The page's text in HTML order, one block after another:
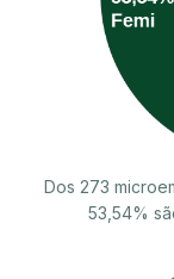
Dos 273
53,54%